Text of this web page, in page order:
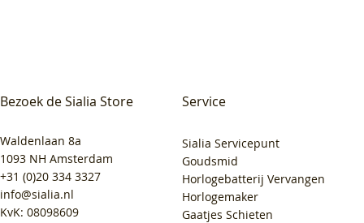
Bezoek de Sialia Store
Waldenlaan 8a
1093 NH Amsterdam
+31 (0)20 334 3327
info@sialia.nl
KvK: 08098609
Service
Sialia Servicepunt
Goudsmid
Horlogebatterij Vervangen
Horlogemaker
Gaatjes Schieten